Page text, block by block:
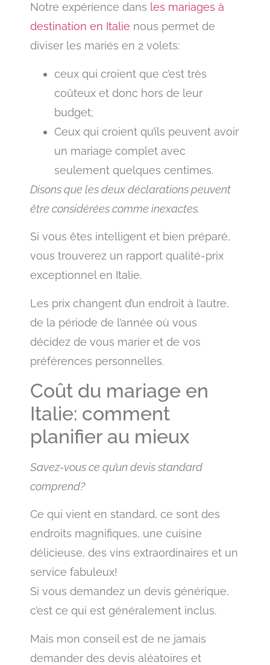
Notre expérience dans les mariages à
destination en Italie nous permet de
diviser les mariés en 2 volets:
ceux qui croient que c’est très
coûteux et donc hors de leur
budget;
Ceux qui croient qu’ils peuvent avoir
un mariage complet avec
seulement quelques centimes.
Disons que les deux déclarations peuvent
être considérées comme inexactes.
Si vous êtes intelligent et bien préparé,
vous trouverez un rapport qualité-prix
exceptionnel en Italie.
Les prix changent d’un endroit à l’autre,
de la période de l’année où vous
décidez de vous marier et de vos
préférences personnelles.
Coût du mariage en
Italie: comment
planifier au mieux
Savez-vous ce qu’un devis standard
comprend?
Ce qui vient en standard, ce sont des
endroits magnifiques, une cuisine
délicieuse, des vins extraordinaires et un
service fabuleux!
Si vous demandez un devis générique,
c’est ce qui est généralement inclus.
Mais mon conseil est de ne jamais
demander des devis aléatoires et